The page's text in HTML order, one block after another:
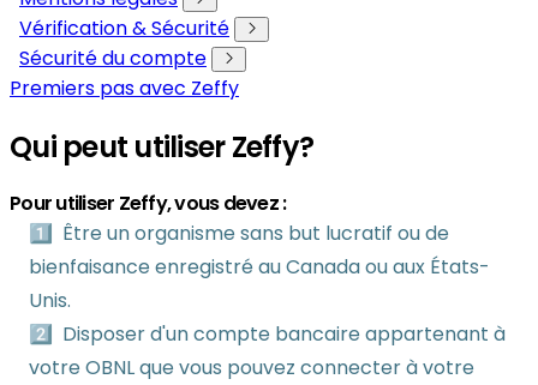
Vérification & Sécurité
Sécurité du compte
Premiers pas avec Zeffy
Qui peut utiliser Zeffy?
Pour utiliser Zeffy, vous devez :
1️⃣ Être un organisme sans but lucratif ou de
bienfaisance enregistré au Canada ou aux États-
Unis.
2️⃣ Disposer d'un compte bancaire appartenant à
votre OBNL que vous pouvez connecter à votre